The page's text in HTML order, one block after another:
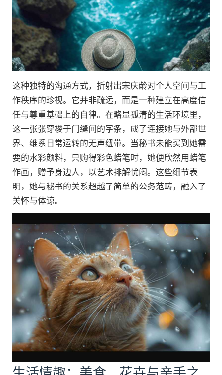
这种独特的沟通方式，折射出宋庆龄对个人空间与工
作秩序的珍视。它并非疏远，而是一种建立在高度信
任与尊重基础上的自律。在略显孤清的生活环境里，
这一张张穿梭于门缝间的字条，成了连接她与外部世
界、维系日常运转的无声纽带。当秘书未能买到她需
要的水彩颜料，只购得彩色蜡笔时，她便欣然用蜡笔
作画，赠予身边人，以艺术排解忧闷。这些细节表
明，她与秘书的关系超越了简单的公务范畴，融入了
关怀与体谅。